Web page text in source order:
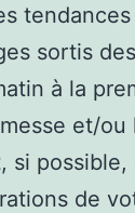
sortis
à la
et/ou
si possible,
de